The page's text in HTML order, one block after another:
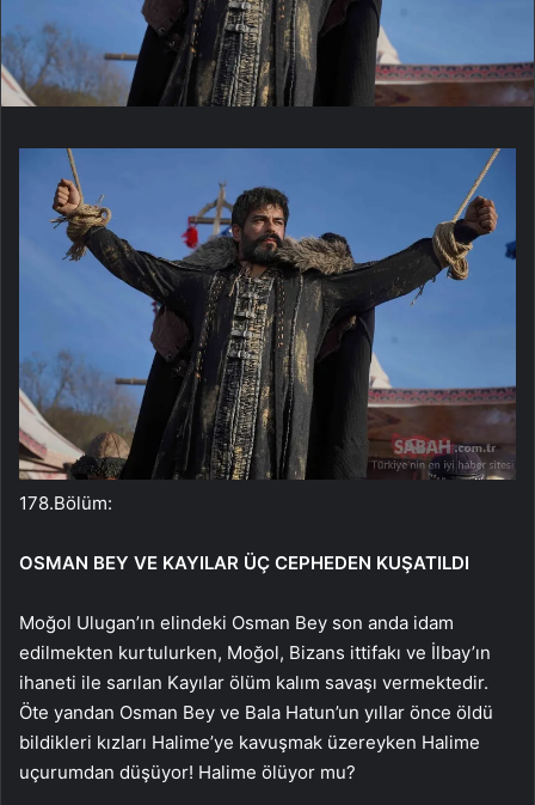
178.Bölüm:
OSMAN BEY VE KAYILAR ÜÇ CEPHEDEN KUŞATILDI
Moğol Ulugan’ın elindeki Osman Bey son anda idam
edilmekten kurtulurken, Moğol, Bizans ittifakı ve İlbay’ın
ihaneti ile sarılan Kayılar ölüm kalım savaşı vermektedir.
Öte yandan Osman Bey ve Bala Hatun’un yıllar önce öldü
bildikleri kızları Halime’ye kavuşmak üzereyken Halime
uçurumdan düşüyor! Halime ölüyor mu?